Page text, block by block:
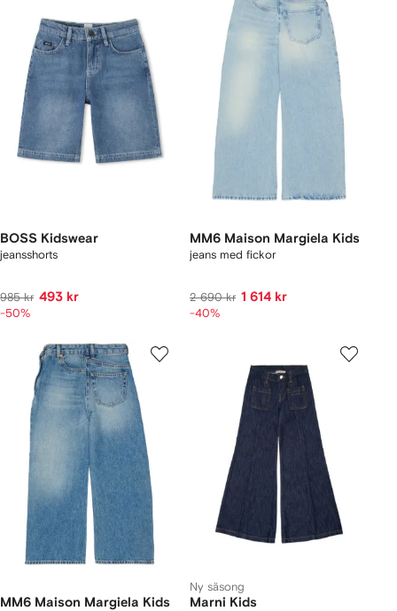
BOSS Kidswear
jeansshorts
985 kr 493 kr
-50%
MM6 Maison Margiela Kids
jeans med fickor
2 690 kr 1 614 kr
-40%
MM6 Maison Margiela Kids
Ny säsong
Marni Kids